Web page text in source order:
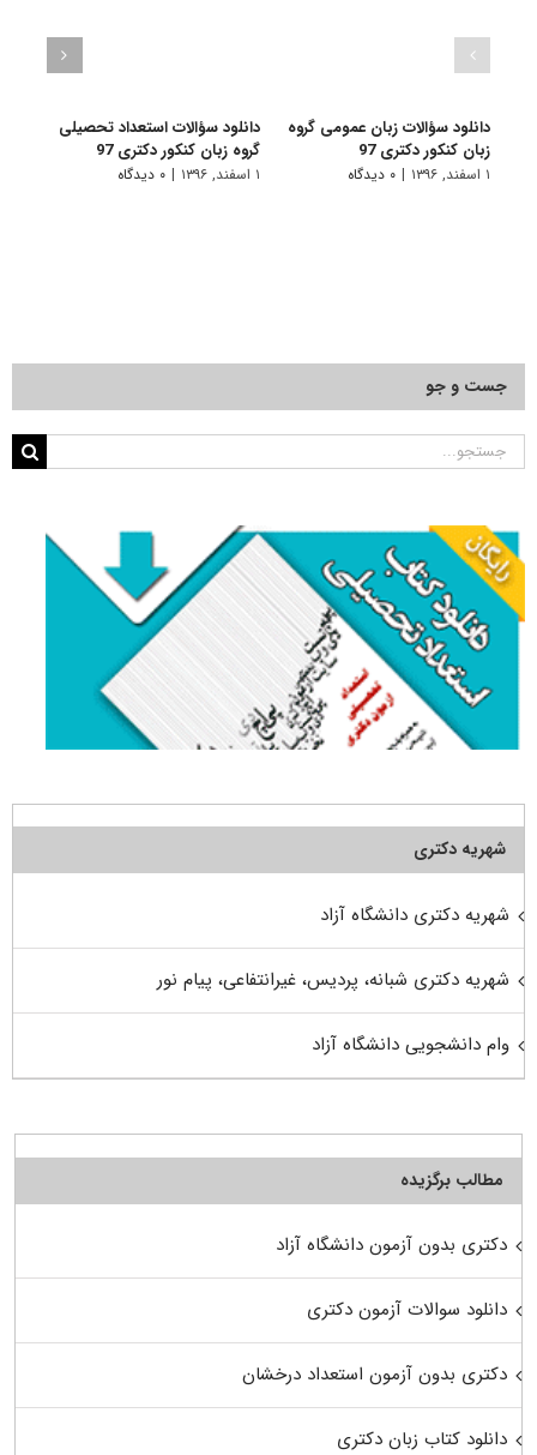
دانلود سؤالات زبان عمومی گروه
زبان کنکور دکتری 97
۱ اسفند, ۱۳۹۶ | ۰ دیدگاه
دانلود سؤالات استعداد تحصیلی
گروه زبان کنکور دکتری 97
۱ اسفند, ۱۳۹۶ | ۰ دیدگاه
جست و جو
جستجو
شهریه دکتری
شهریه دکتری دانشگاه آزاد
شهریه دکتری شبانه، پردیس، غیرانتفاعی، پیام نور
وام دانشجویی دانشگاه آزاد
مطالب برگزیده
دکتری بدون آزمون دانشگاه آزاد
دانلود سوالات آزمون دکتری
دکتری بدون آزمون استعداد درخشان
دانلود کتاب زبان دکتری